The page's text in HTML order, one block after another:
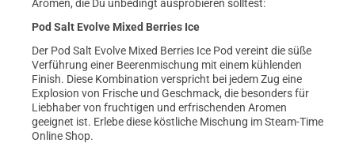
Aromen, die Du unbedingt ausprobieren solltest:
Pod Salt Evolve Mixed Berries Ice
Der Pod Salt Evolve Mixed Berries Ice Pod vereint die süße
Verführung einer Beerenmischung mit einem kühlenden
Finish. Diese Kombination verspricht bei jedem Zug eine
Explosion von Frische und Geschmack, die besonders für
Liebhaber von fruchtigen und erfrischenden Aromen
geeignet ist. Erlebe diese köstliche Mischung im Steam-Time
Online Shop.